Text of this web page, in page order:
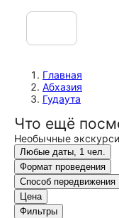
Главная
Абхазия
Гудаута
Что ещё
Необычные
Любые даты, 1 чел.
Формат проведения
Способ передвижения
Цена
Фильтры